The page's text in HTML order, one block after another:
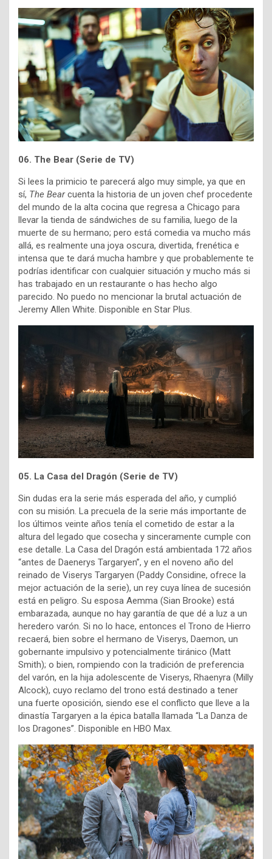
06. The Bear (Serie de TV)
Si lees la primicio te parecerá algo muy simple, ya que en
sí, The Bearcuenta la historia de un joven chef procedente
del mundo de la alta cocina que regresa a Chicago para
llevar la tienda de sándwiches de su familia, luego de la
muerte de su hermano; pero está comedia va mucho más
allá, es realmente una joya oscura, divertida, frenética e
intensa que te dará mucha hambre y que probablemente te
podrías identificar con cualquier situación y mucho más si
has trabajado en un restaurante o has hecho algo
parecido. No puedo no mencionar la brutal actuación de
Jeremy Allen White. Disponible en Star Plus.
05. La Casa del Dragón (Serie de TV)
Sin dudas era la serie más esperada del año, y cumplió
con su misión. La precuela de la serie más importante de
los últimos veinte años tenía el cometido de estar a la
altura del legado que cosecha y sinceramente cumple con
ese detalle. La Casa del Dragón está ambientada 172 años
“antes de Daenerys Targaryen”, y en el noveno año del
reinado de Viserys Targaryen (Paddy Considine, ofrece la
mejor actuación de la serie), un rey cuya línea de sucesión
está en peligro. Su esposa Aemma (Sian Brooke) está
embarazada, aunque no hay garantía de que dé a luz a un
heredero varón. Si no lo hace, entonces el Trono de Hierro
recaerá, bien sobre el hermano de Viserys, Daemon, un
gobernante impulsivo y potencialmente tiránico (Matt
Smith); o bien, rompiendo con la tradición de preferencia
del varón, en la hija adolescente de Viserys, Rhaenyra (Milly
Alcock), cuyo reclamo del trono está destinado a tener
una fuerte oposición, siendo ese el conflicto que lleve a la
dinastía Targaryen a la épica batalla llamada “La Danza de
los Dragones”. Disponible en HBO Max.